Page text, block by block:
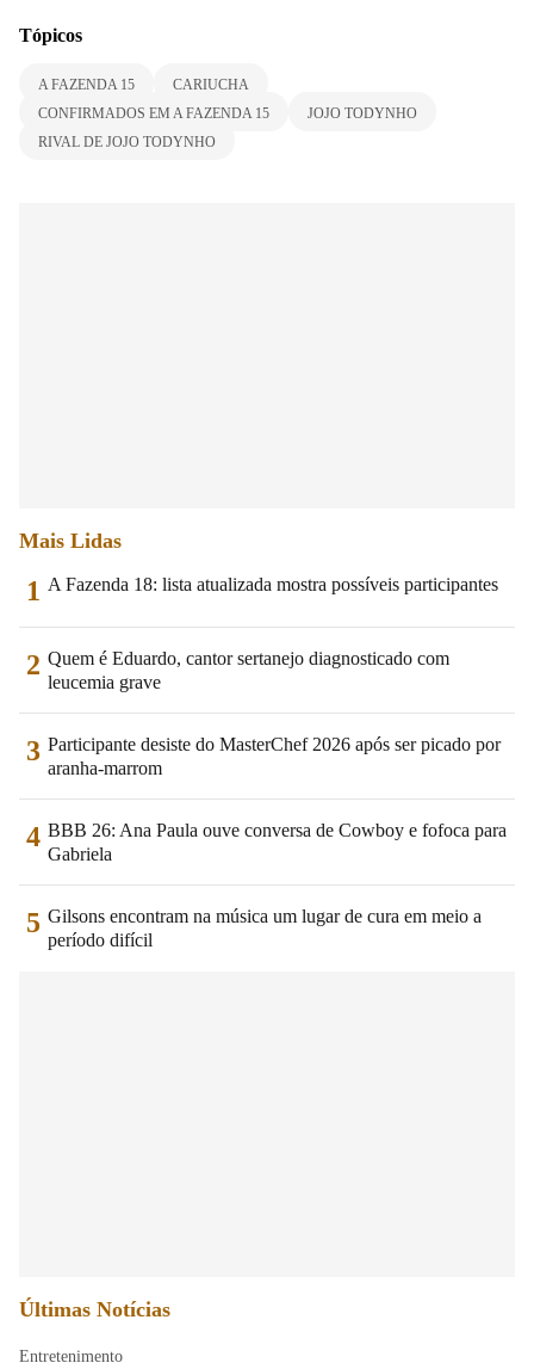
Tópicos
A FAZENDA 15
CARIUCHA
CONFIRMADOS EM A FAZENDA 15
JOJO TODYNHO
RIVAL DE JOJO TODYNHO
Mais Lidas
1 A Fazenda 18: lista atualizada mostra possíveis participantes
2 Quem é Eduardo, cantor sertanejo diagnosticado com
leucemia grave
3 Participante desiste do MasterChef 2026 após ser picado por
aranha-marrom
4 BBB 26: Ana Paula ouve conversa de Cowboy e fofoca para
Gabriela
5 Gilsons encontram na música um lugar de cura em meio a
período difícil
Últimas Notícias
Entretenimento